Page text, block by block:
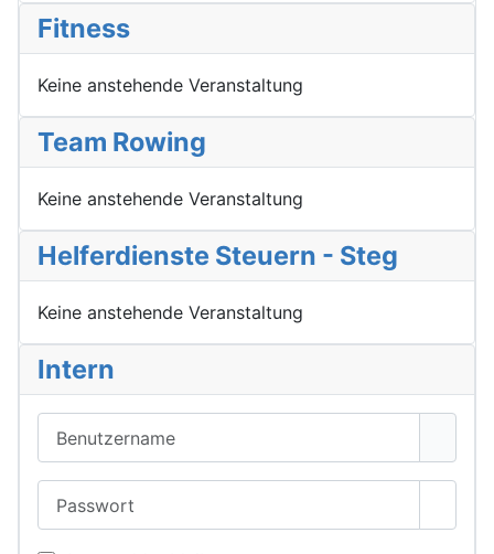
Fitness
Keine anstehende Veranstaltung
Team Rowing
Keine anstehende Veranstaltung
Helferdienste Steuern - Steg
Keine anstehende Veranstaltung
Intern